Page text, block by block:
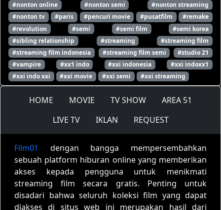
#nonton online
#nonton semi
#nonton streaming
#nonton tv
#paris #pencuri movie #pusatfilm
#remake
#revolution
#semi #semi film
#semi korea
#sibling relationship
#streaming
#streaming film
#streaming film indonesia
#streaming film semi
#studio 21
#vampire
#xx1 indo #xxi indonesia
#xxi indoxx1
#xxi indo xxi
#xxi movie #xxi semi #xxi streaming
HOME MOVIE TV SHOW
AREA 51
LIVE TV
IKLAN REQUEST
Film01
dengan bangga mempersembahkan
sebuah platform hiburan online yang memberikan
akses kepada pengguna untuk menikmati
streaming film secara gratis. Penting untuk
disadari bahwa seluruh koleksi film yang dapat
diakses di situs web ini merupakan hasil dari